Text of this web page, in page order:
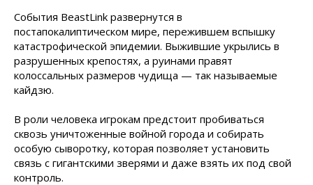
События BeastLink развернутся в
постапокалиптическом мире, пережившем вспышку
катастрофической эпидемии. Выжившие укрылись в
разрушенных крепостях, а руинами правят
колоссальных размеров чудища — так называемые
кайдзю.
В роли человека игрокам предстоит пробиваться
сквозь уничтоженные войной города и собирать
особую сыворотку, которая позволяет установить
связь с гигантскими зверями и даже взять их под свой
контроль.